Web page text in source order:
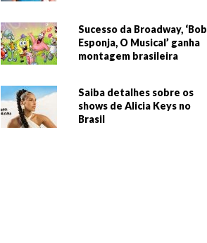
Sucesso da Broadway, ‘Bob
Esponja, O Musical’ ganha
montagem brasileira
Saiba detalhes sobre os
shows de Alicia Keys no
Brasil